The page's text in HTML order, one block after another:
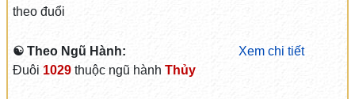
theo đuổi
☯ Theo Ngũ Hành:
Xem chi tiết
Đuôi 1029thuộc ngũ hành Thủy